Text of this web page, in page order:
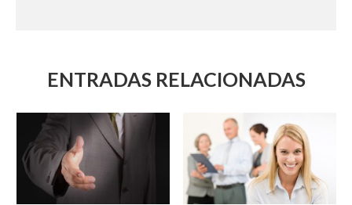
ENTRADAS RELACIONADAS